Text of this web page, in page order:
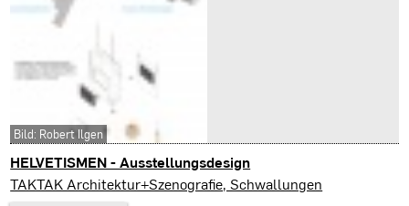
HELVETISMEN - Ausstellungsdesign
Neuchatel
TAKTAK Architektur+Szenografie, Schwallungen
Bild: Robert Ilgen